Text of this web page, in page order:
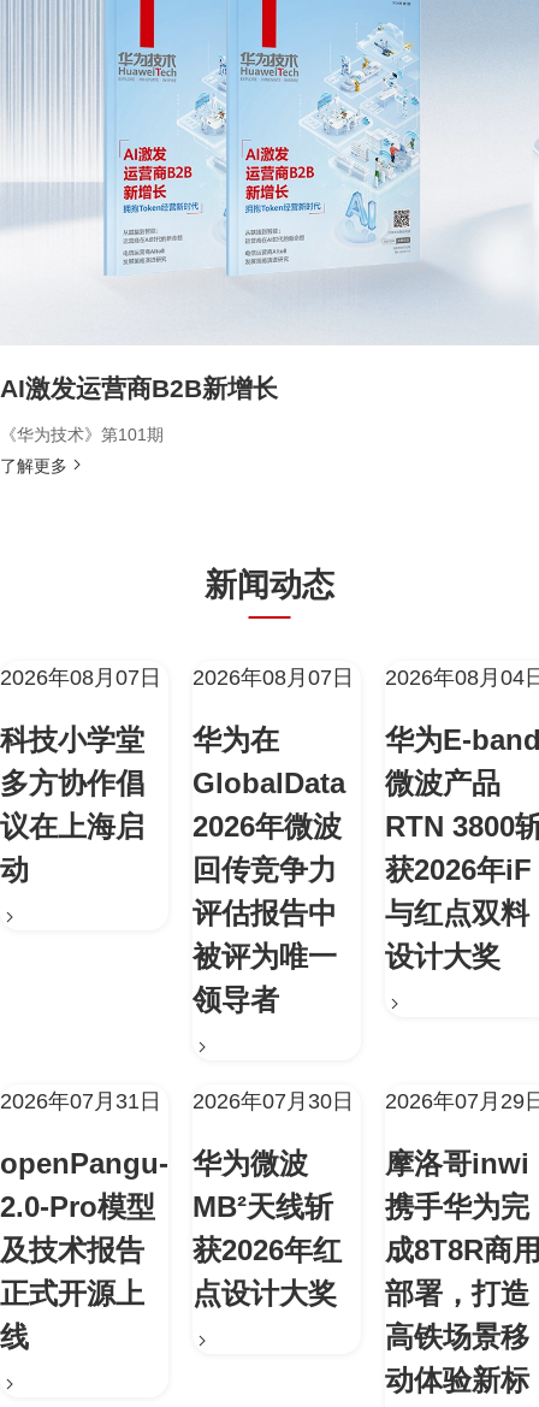
AI激发运营商B2B新增长
《华为技术》第101期
了解更多
新闻动态
2026年08月07日
科技小学堂
多方协作倡
议在上海启
动
2026年08月07日
华为在
GlobalData
2026年微波
回传竞争力
评估报告中
被评为唯一
领导者
2026年08月04
华为E-
微波产品
RTN 3800
获2026年iF
与红点双料
设计大奖
2026年07月31日
openPangu-
2.0-Pro模型
及技术报告
正式开源上
线
2026年07月30日
华为微波
MB²天线斩
获2026年红
点设计大奖
2026年07月29
摩洛哥inwi
携手华为完
成8T8R商
部署，打造
高铁场景移
动体验新标